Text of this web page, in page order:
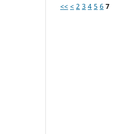
<< < 2 3 4 5 6 7